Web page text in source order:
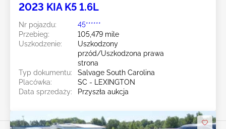
2023 KIA K5 1.6L
Nr pojazdu:
45******
Przebieg:
105,479 mile
Uszkodzenie:
Uszkodzony
przód/Uszkodzona prawa
strona
Typ dokumentu:
Salvage South Carolina
Placówka:
SC - LEXINGTON
Data sprzedaży:
Przyszła aukcja